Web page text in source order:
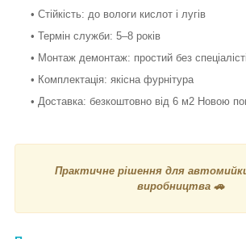
• Стійкість: до вологи кислот і лугів
• Термін служби: 5–8 років
• Монтаж демонтаж: простий без
• Комплектація: якісна фурнітура
• Доставка: безкоштовно від 6 м2 Новою
Практичне рішення для
виробництва 🚗